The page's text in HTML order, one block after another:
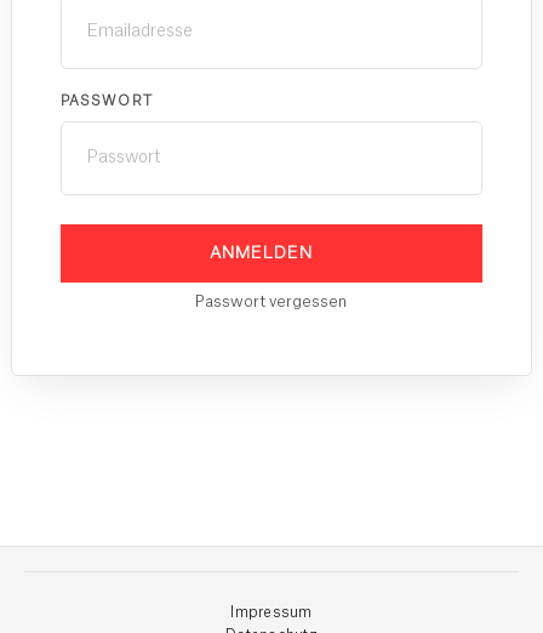
PASSWORT
ANMELDEN
Passwort vergessen
Impressum